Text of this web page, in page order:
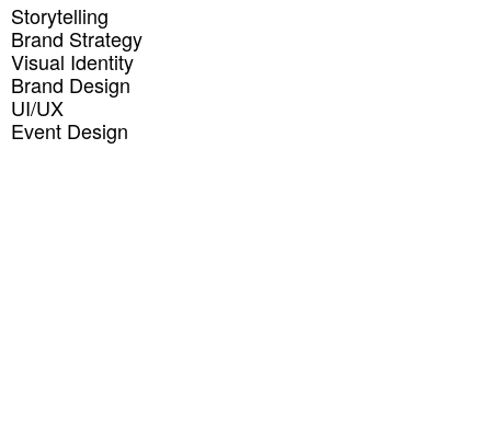
Storytelling
Brand Strategy
Visual Identity
Brand Design
UI/UX
Event Design